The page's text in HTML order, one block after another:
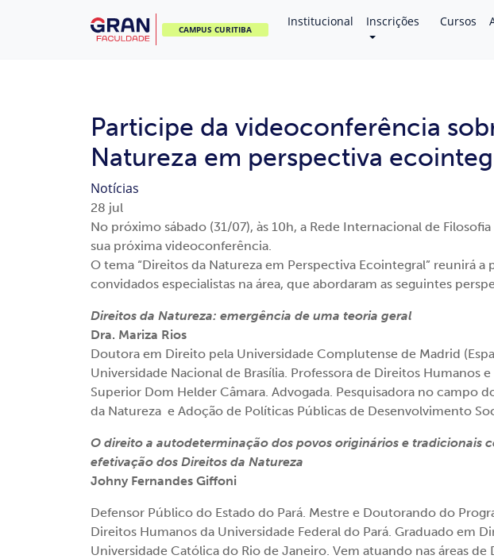
CAMPUS CURITIBA
Institucional Inscrições Cursos
Participe da videoconferência
Natureza em perspectiva
Notícias
28 jul
No próximo sábado (31/07), às 10h, a Rede Internacional de
sua próxima videoconferência.
O tema “Direitos da Natureza em Perspectiva Ecointegral” reunirá a
convidados especialistas na área, que abordaram as seguintes
Direitos da Natureza: emergência de uma teoria geral
Dra. Mariza Rios
Doutora em Direito pela Universidade Complutense de Madrid
Universidade Nacional de Brasília. Professora de Direitos Humanos
Superior Dom Helder Câmara. Advogada. Pesquisadora no campo
da Natureza e Adoção de Políticas Públicas de Desenvolvimento
O direito a autodeterminação dos povos originários e tradicionais
efetivação dos Direitos da Natureza
Johny Fernandes Giffoni
Defensor Público do Estado do Pará. Mestre e Doutorando do
Direitos Humanos da Universidade Federal do Pará. Graduado em
Universidade Católica do Rio de Janeiro. Vem atuando nas áreas